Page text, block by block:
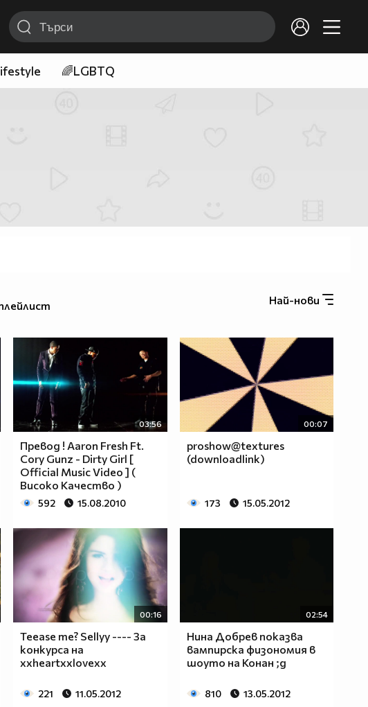
🌈LGBTQ
Най-нови
03:56
Превод ! Aaron Fresh Ft.
Cory Gunz - Dirty Girl [
Official Music Video ] (
Високо Качество )
592 15.08.2010
00:07
proshow@textures
(downloadlink)
173 15.05.2012
00:16
Teease me? Sellyy ---- За
конкурса на
xxheartxxlovexx
221 11.05.2012
02:54
Нина Добрев показва
вампирска физономия в
шоуто на Конан ;д
810 13.05.2012